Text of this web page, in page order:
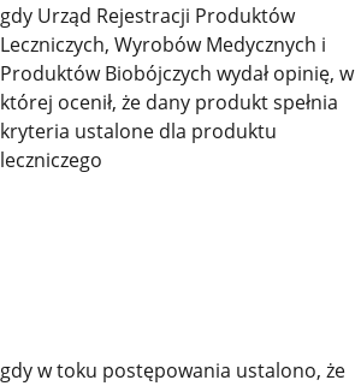
gdy Urząd Rejestracji Produktów
Leczniczych, Wyrobów Medycznych i
Produktów Biobójczych wydał opinię, w
której ocenił, że dany produkt spełnia
kryteria ustalone dla produktu
leczniczego
gdy w toku postępowania ustalono, że